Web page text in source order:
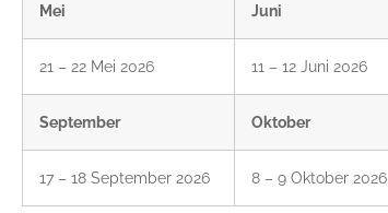
Mei Juni
21 – 22 Mei 2026 11 – 12 Juni 2026
September Oktober
17 – 18 September 2026 8 – 9 Oktober 2026